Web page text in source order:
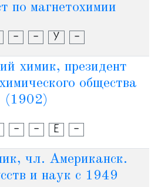
по магнетохимии
- - У -
химик, президент
общества
(1902)
- - Е -
чл. Американск.
и наук с 1949